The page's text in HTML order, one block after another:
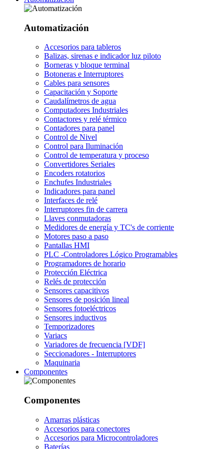
Automatización
Accesorios para tableros
Balizas, sirenas e indicador luz piloto
Borneras y bloque terminal
Botoneras e Interruptores
Cables para sensores
Capacitación y Soporte
Caudalímetros de agua
Computadores Industriales
Contactores y relé térmico
Contadores para panel
Control de Nivel
Control para Iluminación
Control de temperatura y proceso
Convertidores Seriales
Encoders rotatorios
Enchufes Industriales
Indicadores para panel
Interfaces de relé
Interruptores fin de carrera
Llaves conmutadoras
Medidores de energía y TC's de corriente
Motores paso a paso
Pantallas HMI
PLC -Controladores Lógico Programables
Programadores de horario
Protección Eléctrica
Relés de protección
Sensores capacitivos
Sensores de posición lineal
Sensores fotoeléctricos
Sensores inductivos
Temporizadores
Variacs
Variadores de frecuencia [VDF]
Seccionadores - Interruptores
Maquinaria
Componentes
Componentes
Amarras plásticas
Accesorios para conectores
Accesorios para Microcontroladores
Baterías